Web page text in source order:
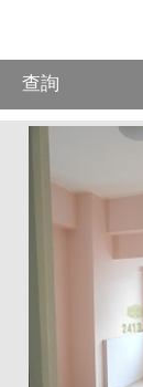
查詢